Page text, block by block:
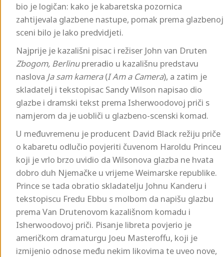
bio je logičan: kako je kabaretska pozornica
zahtijevala glazbene nastupe, pomak prema glazbenoj
sceni bilo je lako predvidjeti.
Najprije je kazališni pisac i režiser John van Druten
Zbogom, Berlinupreradio u kazališnu predstavu
naslova Ja sam kamera(I Am a Camera), a zatim je
skladatelj i tekstopisac Sandy Wilson napisao dio
glazbe i dramski tekst prema Isherwoodovoj priči s
namjerom da je uobliči u glazbeno-scenski komad.
U međuvremenu je producent David Black režiju priče
o kabaretu odlučio povjeriti čuvenom Haroldu Princeu
koji je vrlo brzo uvidio da Wilsonova glazba ne hvata
dobro duh Njemačke u vrijeme Weimarske republike.
Prince se tada obratio skladatelju Johnu Kanderu i
tekstopiscu Fredu Ebbu s molbom da napišu glazbu
prema Van Drutenovom kazališnom komadu i
Isherwoodovoj priči. Pisanje libreta povjerio je
američkom dramaturgu Joeu Masteroffu, koji je
izmijenio odnose među nekim likovima te uveo nove,